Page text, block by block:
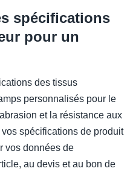
spécifications
pour un
des tissus
personnalisés pour le
et la résistance aux
spécifications de produit
vos données de
au devis et au bon de